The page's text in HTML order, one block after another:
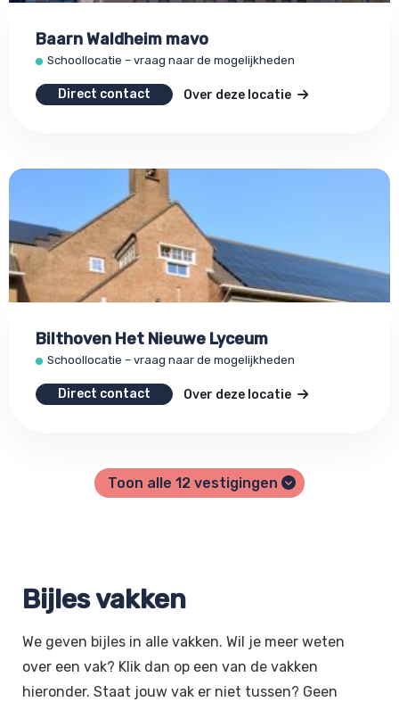
Baarn Waldheim mavo
Schoollocatie – vraag naar de mogelijkheden
Direct contact Over deze locatie
Bilthoven Het Nieuwe Lyceum
Schoollocatie – vraag naar de mogelijkheden
Direct contact Over deze locatie
Toon alle 12 vestigingen
Bijles vakken
We geven bijles in alle vakken. Wil je meer weten
over een vak? Klik dan op een van de vakken
hieronder. Staat jouw vak er niet tussen? Geen